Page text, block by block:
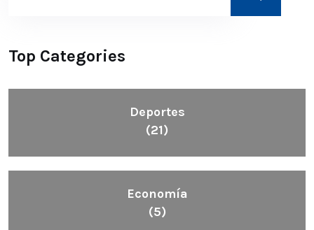
Top Categories
Deportes
(21)
Economía
(5)